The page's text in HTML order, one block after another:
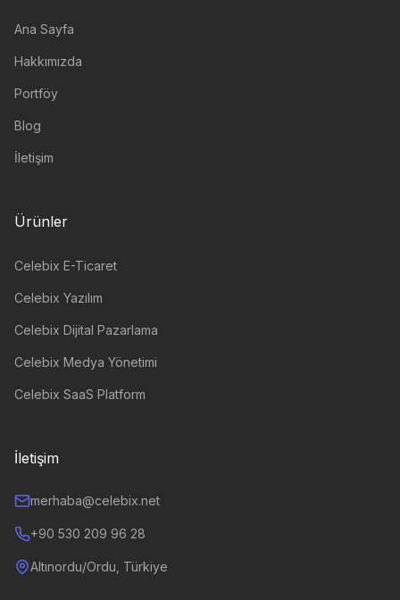
Ana Sayfa
Hakkımızda
Portföy
Blog
İletişim
Ürünler
Celebix E-Ticaret
Celebix Yazılım
Celebix Dijital Pazarlama
Celebix Medya Yönetimi
Celebix SaaS Platform
İletişim
merhaba@celebix.net
+90 530 209 96 28
Altınordu/Ordu, Türkiye